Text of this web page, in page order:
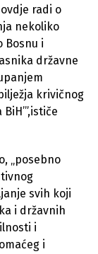
radi o
nekoliko
Bosnu i
državne
krivičnog
„posebno
svih koji
i državnih
i
i